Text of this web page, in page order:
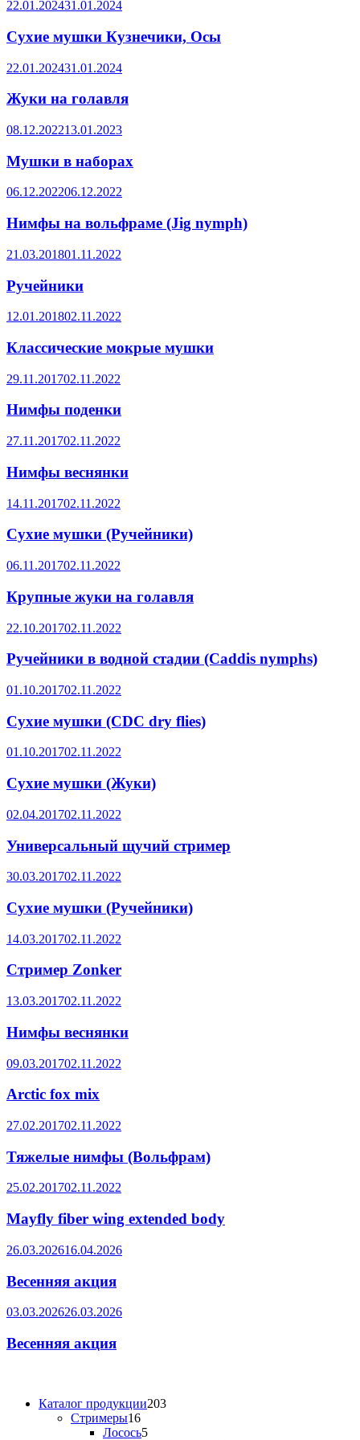
22.01.202431.01.2024
Сухие мушки Кузнечики, Осы
22.01.202431.01.2024
Жуки на голавля
08.12.202213.01.2023
Мушки в наборах
06.12.202206.12.2022
Нимфы на вольфраме (Jig nymph)
21.03.201801.11.2022
Ручейники
12.01.201802.11.2022
Классические мокрые мушки
29.11.201702.11.2022
Нимфы поденки
27.11.201702.11.2022
Нимфы веснянки
14.11.201702.11.2022
Сухие мушки (Ручейники)
06.11.201702.11.2022
Крупные жуки на голавля
22.10.201702.11.2022
Ручейники в водной стадии (Caddis nymphs)
01.10.201702.11.2022
Сухие мушки (CDC dry flies)
01.10.201702.11.2022
Сухие мушки (Жуки)
02.04.201702.11.2022
Универсальный щучий стример
30.03.201702.11.2022
Сухие мушки (Ручейники)
14.03.201702.11.2022
Стример Zonker
13.03.201702.11.2022
Нимфы веснянки
09.03.201702.11.2022
Arctic fox mix
27.02.201702.11.2022
Тяжелые нимфы (Вольфрам)
25.02.201702.11.2022
Mayfly fiber wing extended body
26.03.202616.04.2026
Весенняя акция
03.03.202626.03.2026
Весенняя акция
Каталог продукции203203
Стримеры1616
товаров
Лосось55